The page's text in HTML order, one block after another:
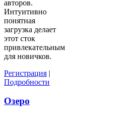
авторов.
Интуитивно
понятная
загрузка делает
этот сток
привлекательным
для новичков.
Регистрация |
Подробности
Озеро